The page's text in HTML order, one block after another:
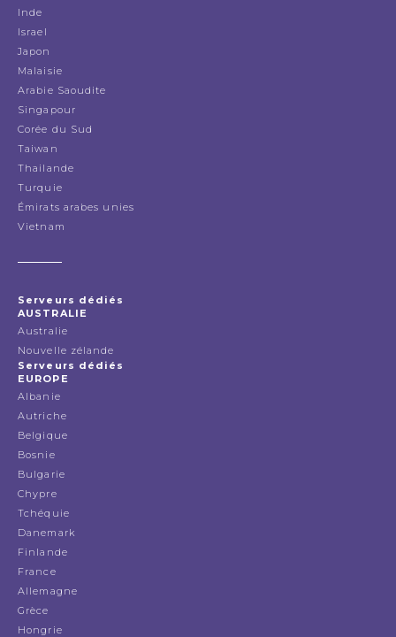
Inde
Israel
Japon
Malaisie
Arabie Saoudite
Singapour
Corée du Sud
Taiwan
Thailande
Turquie
Émirats arabes unies
Vietnam
Serveurs dédiés
AUSTRALIE
Australie
Nouvelle zélande
Serveurs dédiés
EUROPE
Albanie
Autriche
Belgique
Bosnie
Bulgarie
Chypre
Tchéquie
Danemark
Finlande
France
Allemagne
Grèce
Hongrie